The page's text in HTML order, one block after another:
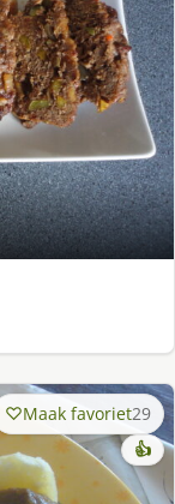
Maak favoriet29
👍